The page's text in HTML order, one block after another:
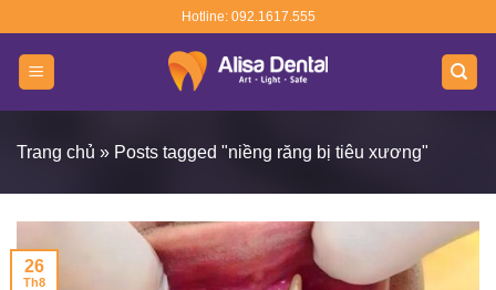
content
Hotline: 092.1617.555
Trang chủ » Posts tagged "niềng răng bị tiêu xương"
26
Th8